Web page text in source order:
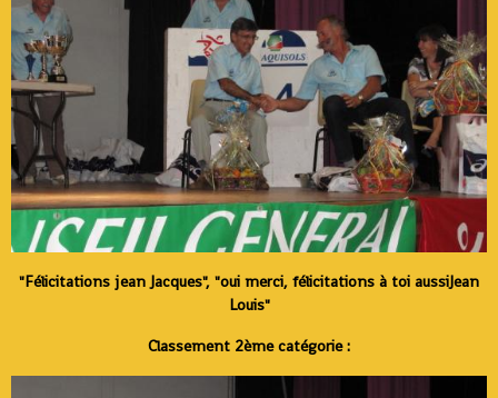
"Félicitations jean Jacques", "oui merci, félicitations à toi aussiJean
Louis"
Classement 2ème catégorie :